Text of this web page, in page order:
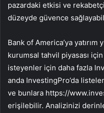
pazardaki etkisi ve
düzeyde güvence
Bank of America’ya
kurumsal tahvil piyasası
isteyenler için daha fazla
anda InvestingPro’da
ve bunlara https://
erişilebilir. Analizinizi